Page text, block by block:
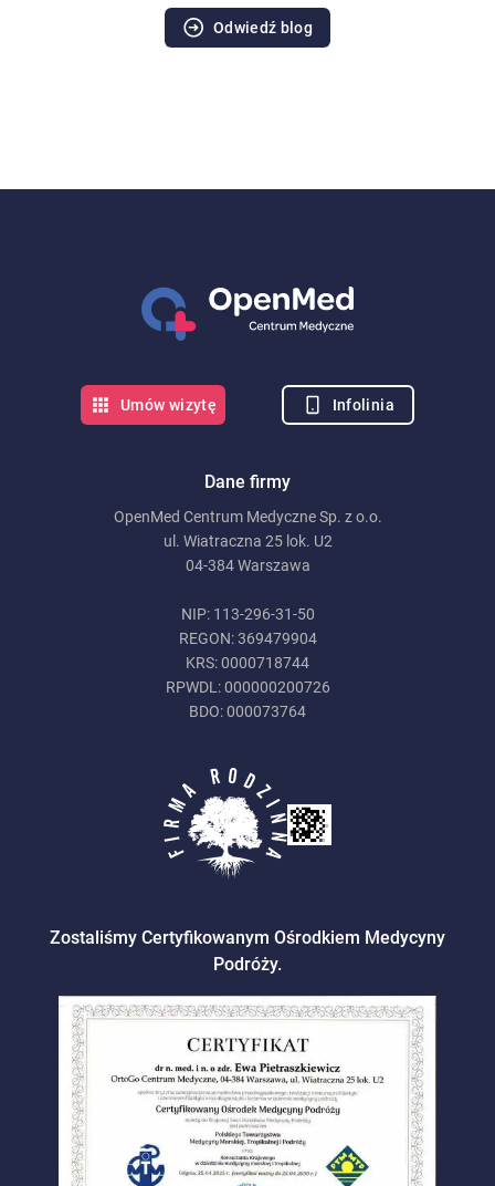
Odwiedź blog
Dane firmy
OpenMed Centrum Medyczne Sp. z o.o.
ul. Wiatraczna 25 lok. U2
04-384 Warszawa
NIP: 113-296-31-50
REGON: 369479904
KRS: 0000718744
RPWDL: 000000200726
BDO: 000073764
Zostaliśmy Certyfikowanym Ośrodkiem Medycyny
Podróży.
Umów wizytę Infolinia